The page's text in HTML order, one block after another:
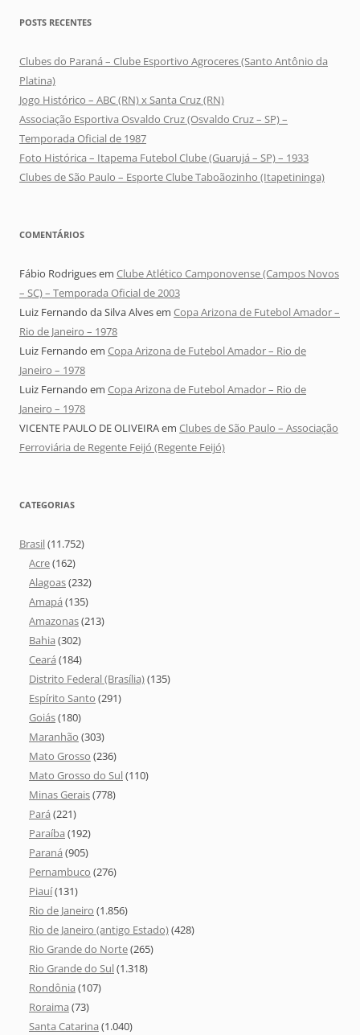
POSTS RECENTES
Clubes do Paraná – Clube Esportivo Agroceres (Santo Antônio da
Platina)
Jogo Histórico – ABC (RN) x Santa Cruz (RN)
Associação Esportiva Osvaldo Cruz (Osvaldo Cruz – SP) –
Temporada Oficial de 1987
Foto Histórica – Itapema Futebol Clube (Guarujá – SP) – 1933
Clubes de São Paulo – Esporte Clube Taboãozinho (Itapetininga)
COMENTÁRIOS
Fábio Rodriguesem Clube Atlético Camponovense (Campos Novos
– SC) – Temporada Oficial de 2003
Luiz Fernando da Silva Alvesem Copa Arizona de Futebol Amador –
Rio de Janeiro – 1978
Luiz Fernando em Copa Arizona de Futebol Amador – Rio de
Janeiro – 1978
Luiz Fernando em Copa Arizona de Futebol Amador – Rio de
Janeiro – 1978
VICENTE PAULO DE OLIVEIRAem Clubes de São Paulo – Associação
Ferroviária de Regente Feijó (Regente Feijó)
CATEGORIAS
Brasil(11.752)
Acre(162)
Alagoas(232)
Amapá (135)
Amazonas(213)
Bahia (302)
Ceará (184)
Distrito Federal (Brasília)(135)
Espírito Santo (291)
Goiás(180)
Maranhão (303)
Mato Grosso (236)
Mato Grosso do Sul(110)
Minas Gerais(778)
Pará (221)
Paraíba (192)
Paraná (905)
Pernambuco (276)
Piauí(131)
Rio de Janeiro (1.856)
Rio de Janeiro (antigo Estado)(428)
Rio Grande do Norte(265)
Rio Grande do Sul(1.318)
Rondônia (107)
Roraima (73)
Santa Catarina (1.040)